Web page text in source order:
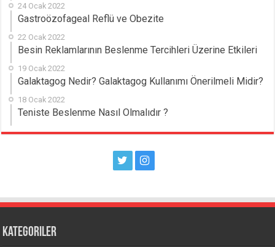
24 Ocak 2022
Gastroözofageal Reflü ve Obezite
22 Ocak 2022
Besin Reklamlarının Beslenme Tercihleri Üzerine Etkileri
19 Ocak 2022
Galaktagog Nedir? Galaktagog Kullanımı Önerilmeli Midir?
18 Ocak 2022
Teniste Beslenme Nasıl Olmalıdır ?
Kategoriler